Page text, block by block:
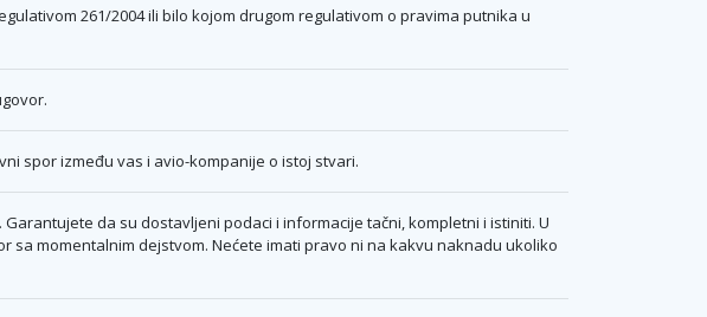
261/2004 ili bilo kojom drugom regulativom o pravima putnika u
spor između vas i avio-kompanije o istoj stvari.
da su dostavljeni podaci i informacije tačni, kompletni i istiniti. U
momentalnim dejstvom. Nećete imati pravo ni na kakvu naknadu ukoliko